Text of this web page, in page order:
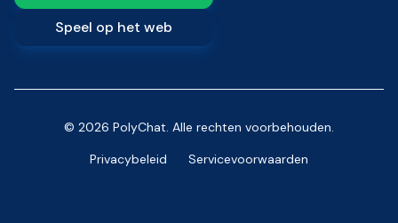
Speel op het web
© 2026 PolyChat. Alle rechten voorbehouden.
Privacybeleid
Servicevoorwaarden